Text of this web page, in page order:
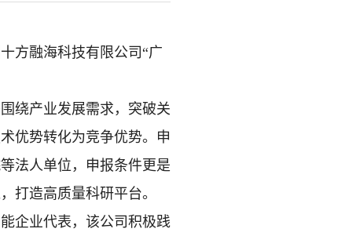
方融海科技有限公司“广
绕产业发展需求，突破关
优势转化为竞争优势。申
法人单位，申报条件更是
打造高质量科研平台。
企业代表，该公司积极践